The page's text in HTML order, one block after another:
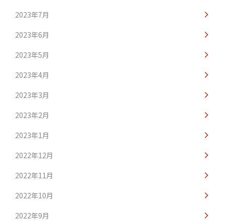
2023年7月
2023年6月
2023年5月
2023年4月
2023年3月
2023年2月
2023年1月
2022年12月
2022年11月
2022年10月
2022年9月